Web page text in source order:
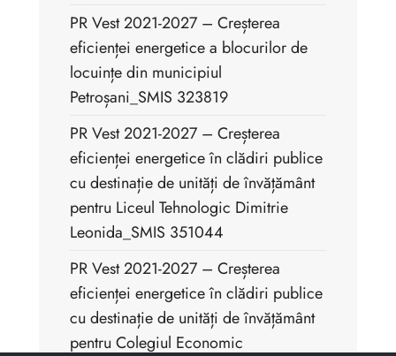
PR Vest 2021-2027 – Creșterea
eficienței energetice a blocurilor de
locuințe din municipiul
Petroșani_SMIS 323819
PR Vest 2021-2027 – Creșterea
eficienței energetice în clădiri publice
cu destinație de unități de învățământ
pentru Liceul Tehnologic Dimitrie
Leonida_SMIS 351044
PR Vest 2021-2027 – Creșterea
eficienței energetice în clădiri publice
cu destinație de unități de învățământ
pentru Colegiul Economic